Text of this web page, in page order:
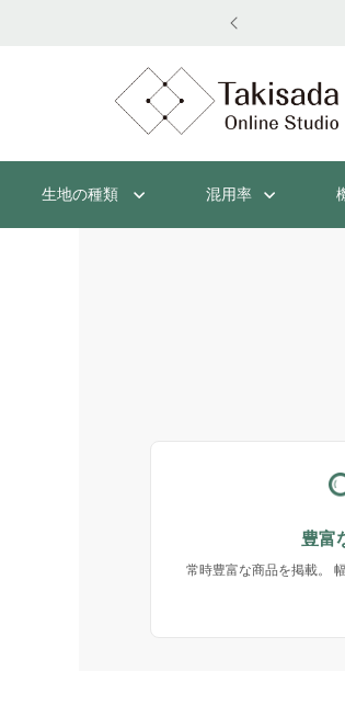
生地の種類 混用率
豊富
常時豊富な商品を掲載。